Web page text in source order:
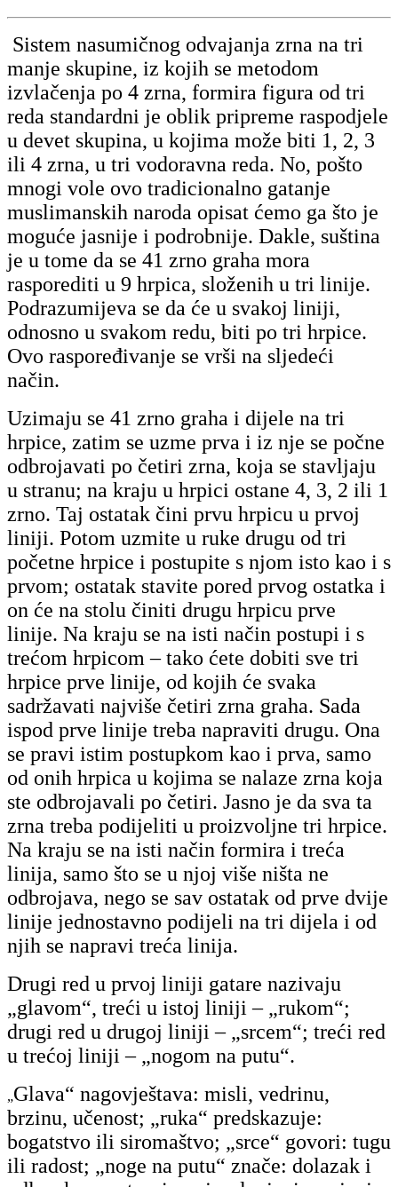
Sistem nasumičnog odvajanja zrna na tri
manje skupine, iz kojih se metodom
izvlačenja po 4 zrna, formira figura od tri
reda standardni je oblik pripreme raspodjele
u devet skupina, u kojima može biti 1, 2, 3
ili 4 zrna, u tri vodoravna reda. No, pošto
mnogi vole ovo tradicionalno gatanje
muslimanskih naroda opisat ćemo ga što je
moguće jasnije i podrobnije. Dakle, suština
je u tome da se 41 zrno graha mora
rasporediti u 9 hrpica, složenih u tri linije.
Podrazumijeva se da će u svakoj liniji,
odnosno u svakom redu, biti po tri hrpice.
Ovo raspoređivanje se vrši na sljedeći
način.
Uzimaju se 41 zrno graha i dijele na tri
hrpice, zatim se uzme prva i iz nje se počne
odbrojavati po četiri zrna, koja se stavljaju
u stranu; na kraju u hrpici ostane 4, 3, 2 ili 1
zrno. Taj ostatak čini prvu hrpicu u prvoj
liniji. Potom uzmite u ruke drugu od tri
početne hrpice i postupite s njom isto kao i s
prvom; ostatak stavite pored prvog ostatka i
on će na stolu činiti drugu hrpicu prve
linije. Na kraju se na isti način postupi i s
trećom hrpicom – tako ćete dobiti sve tri
hrpice prve linije, od kojih će svaka
sadržavati najviše četiri zrna graha. Sada
ispod prve linije treba napraviti drugu. Ona
se pravi istim postupkom kao i prva, samo
od onih hrpica u kojima se nalaze zrna koja
ste odbrojavali po četiri. Jasno je da sva ta
zrna treba podijeliti u proizvoljne tri hrpice.
Na kraju se na isti način formira i treća
linija, samo što se u njoj više ništa ne
odbrojava, nego se sav ostatak od prve dvije
linije jednostavno podijeli na tri dijela i od
njih se napravi treća linija.
Drugi red u prvoj liniji gatare nazivaju
„glavom“, treći u istoj liniji – „rukom“;
drugi red u drugoj liniji – „srcem“; treći red
u trećoj liniji – „nogom na putu“.
„Glava“ nagovještava: misli, vedrinu,
brzinu, učenost; „ruka“ predskazuje:
bogatstvo ili siromaštvo; „srce“ govori: tugu
ili radost; „noge na putu“ znače: dolazak i